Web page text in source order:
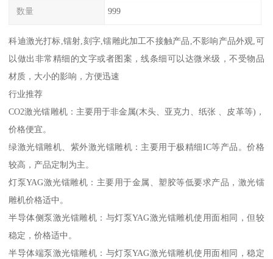
数量 999
科迪激光打标,镭射,刻字,镭雕此加工不接触产品,不影响产品外观,可
以做出非常精细的文字或者图案，线条细可以达微米级，不受物品
材质，大小的影响，方便迅速
行业推荐
CO2激光镭雕机：主要用于非金属(木头、亚克力、纸张 、皮革等)，
价格便宜。
绿激光镭雕机、紫外激光镭雕机：主要用于极精细IC等产品。价格
较高，产品定制为主。
灯泵YAG激光镭雕机：主要用于金属、塑胶等低要求产品，激光镭
雕机价格适中。
半导体侧泵激光镭雕机：与灯泵YAG激光镭雕机使用面相同，但较
稳定，价格适中。
半导体端泵激光镭雕机：与灯泵YAG激光镭雕机使用面相同，稳定